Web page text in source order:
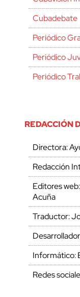
Cubadebate
Periódico
Periódico
Periódico
REDACCIÓN
Directora:
Redacción
Editores
Acuña
Traductor:
Informático:
Redes